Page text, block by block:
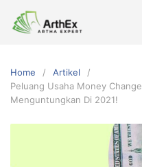
Home
Artikel
Peluang Usaha Money
Menguntungkan Di 2021!